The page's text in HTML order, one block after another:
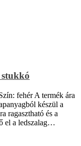
fehér A termék ára
készül a
ragasztható és a
el a ledszalag…